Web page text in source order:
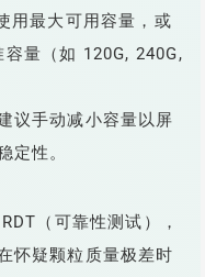
用最大可用容量，或
容量（如 120G, 240G,
议手动减小容量以屏
定性。
（可靠性测试），
怀疑颗粒质量极差时